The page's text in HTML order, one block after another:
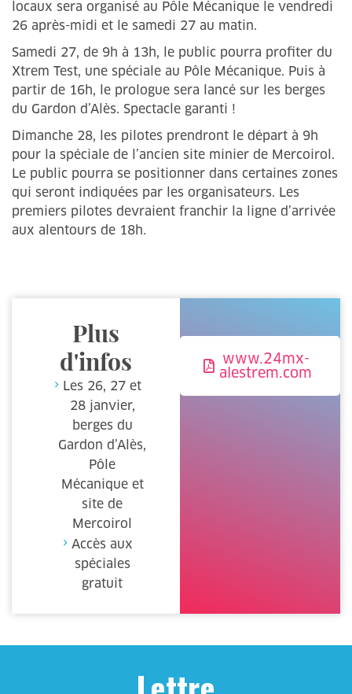
locaux sera organisé au Pôle Mécanique le vendredi
26 après-midi et le samedi 27 au matin.
Samedi 27, de 9h à 13h, le public pourra profiter du
Xtrem Test, une spéciale au Pôle Mécanique. Puis à
partir de 16h, le prologue sera lancé sur les berges
du Gardon d’Alès. Spectacle garanti !
Dimanche 28, les pilotes prendront le départ à 9h
pour la spéciale de l’ancien site minier de Mercoirol.
Le public pourra se positionner dans certaines zones
qui seront indiquées par les organisateurs. Les
premiers pilotes devraient franchir la ligne d’arrivée
aux alentours de 18h.
Plus
d'infos
Les 26, 27 et
28 janvier,
berges du
Gardon d’Alès,
Pôle
Mécanique et
site de
Mercoirol
Accès aux
spéciales
gratuit
www.24mx-
alestrem.com